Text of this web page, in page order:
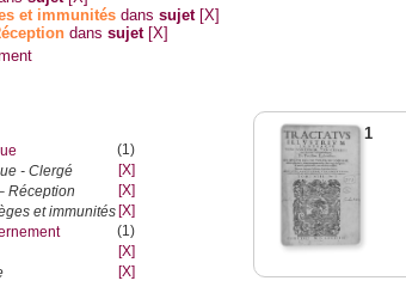
et immunités danssujet [X]
danssujet [X]
(1)
- Clergé
[X]
Réception
[X]
et immunités [X]
(1)
[X]
[X]
1